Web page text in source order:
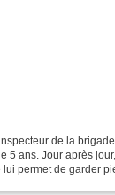
de la
5 ans. Jour après
permet de garder